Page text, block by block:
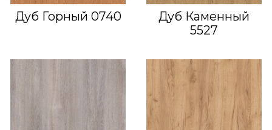
Дуб Горный 0740
Дуб Каменный
5527